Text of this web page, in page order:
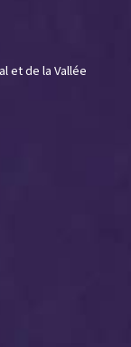
et de la Vallée